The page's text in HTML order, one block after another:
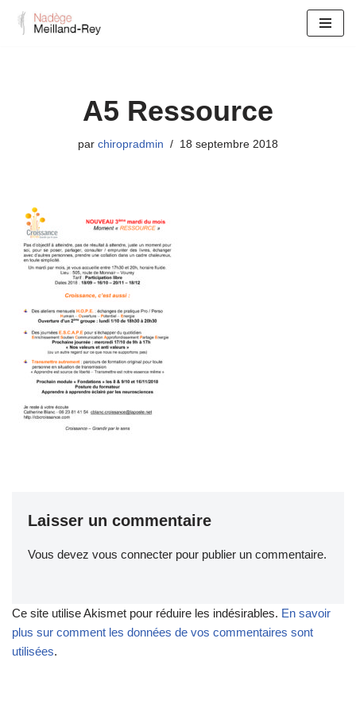
A5 Ressource
par chiropradmin 18 septembre 2018
Laisser un commentaire
Vous devez vous connecter pour publier un commentaire.
Ce site utilise Akismet pour réduire les indésirables. En savoir
plus sur comment les données de vos commentaires sont
utilisées.